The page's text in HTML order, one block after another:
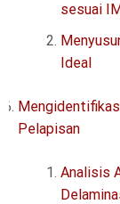
sesuai
Ideal
Pelapisan
Analisis